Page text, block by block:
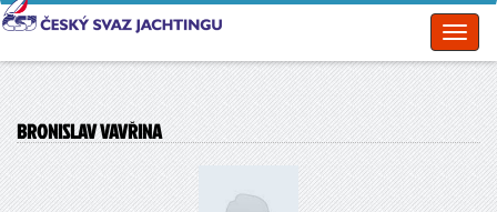
BRONISLAV VAVŘINA